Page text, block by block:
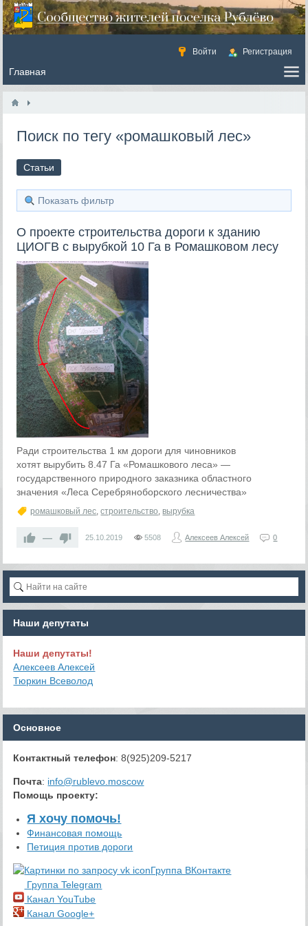
Войти Регистрация
Поиск по тегу «ромашковый лес»
Статьи
Показать фильтр
О проекте строительства дороги к зданию
ЦИОГВ с вырубкой 10 Га в Ромашковом лесу
Ради строительства 1 км дороги для чиновников
хотят вырубить 8.47 Га «Ромашкового леса» —
государственного природного заказника областного
значения «Леса Серебряноборского лесничества»
ромашковый лес,строительство, вырубка
— 25.10.2019 5508 Алексеев Алексей 0
Наши депутаты
Наши депутаты!
Алексеев Алексей
Тюркин Всеволод
Основное
Контактный телефон: 8(925)209-5217
Почта: info@rublevo.moscow
Помощь проекту:
Я хочу помочь!
Финансовая помощь
Петиция против дороги
Группа ВКонтакте
Группа Telegram
Канал YouTube
Канал Google+